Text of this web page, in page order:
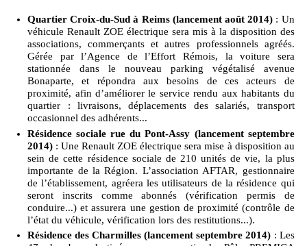
Quartier Croix-du-Sud à Reims (lancement août 2014) : Un
véhicule Renault ZOE électrique sera mis à la disposition des
associations, commerçants et autres professionnels agréés.
Gérée par l’Agence de l’Effort Rémois, la voiture sera
stationnée dans le nouveau parking végétalisé avenue
Bonaparte, et répondra aux besoins de ces acteurs de
proximité, afin d’améliorer le service rendu aux habitants du
quartier : livraisons, déplacements des salariés, transport
occasionnel des adhérents...
Résidence sociale rue du Pont-Assy (lancement septembre
2014) : Une Renault ZOE électrique sera mise à disposition au
sein de cette résidence sociale de 210 unités de vie, la plus
importante de la Région. L’association AFTAR, gestionnaire
de l’établissement, agréera les utilisateurs de la résidence qui
seront inscrits comme abonnés (vérification permis de
conduire...) et assurera une gestion de proximité (contrôle de
l’état du véhicule, vérification lors des restitutions...).
Résidence des Charmilles (lancement septembre 2014) : Les